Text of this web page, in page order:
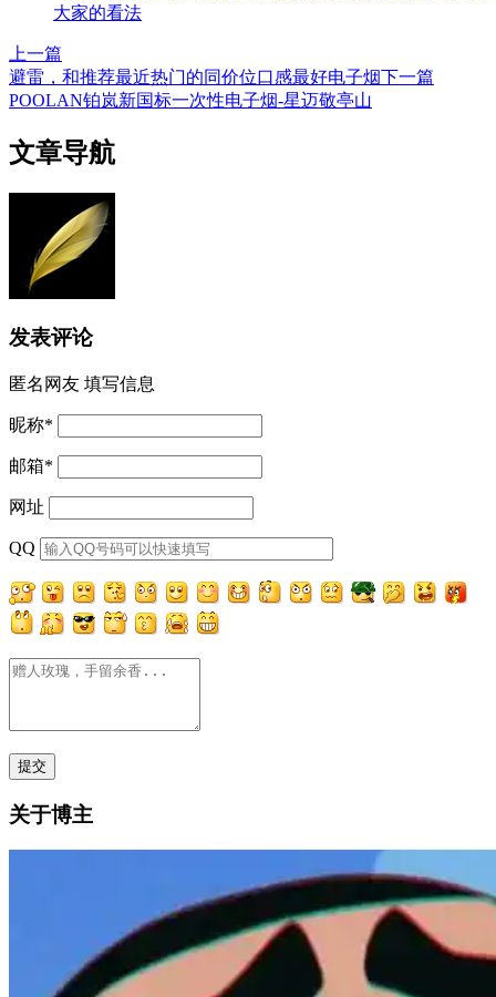
大家的看法
上一篇
避雷，和推荐最近热门的同价位口感最好电子烟下一篇
POOLAN铂岚新国标一次性电子烟-星迈敬亭山
文章导航
发表评论
匿名网友 填写信息
昵称*
邮箱*
网址
QQ
关于博主